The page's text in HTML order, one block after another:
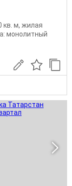
кв. м, жилая
монолитный